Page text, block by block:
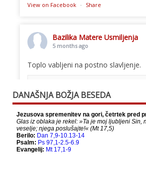
View on Facebook · Share
Bazilika Matere Usmiljenja
5 months ago
Toplo vabljeni na postno slavljenje.
When this happens, it's usually
owner only shared it with a small
people, changed who can see it
deleted.
View on Facebook
DANAŠNJA BOŽJA BESEDA